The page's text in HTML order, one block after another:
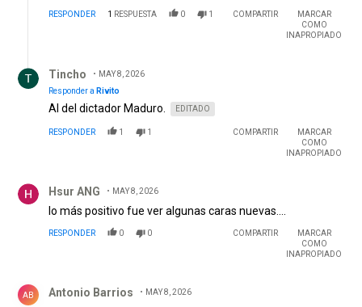
RESPONDER 1 RESPUESTA 0 1 COMPARTIR
MARCAR
COMO
INAPROPIADO
Tincho
MAY 8, 2026
Responder a Rivito
Al del dictador Maduro. EDITADO
RESPONDER 1 1 COMPARTIR
MARCAR
COMO
INAPROPIADO
Hsur ANG MAY 8, 2026
lo más positivo fue ver algunas caras nuevas....
RESPONDER 0 0 COMPARTIR
MARCAR
COMO
INAPROPIADO
AB Antonio Barrios MAY 8, 2026